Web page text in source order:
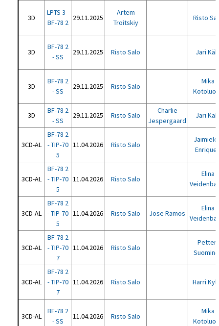
3D
LPTS 3 -
BF-78 2
29.11.2025
Artem
Troitskiy
Risto
3D
BF-78 2
- SS
29.11.2025 Risto Salo Jari
3D
BF-78 2
- SS
29.11.2025 Risto Salo
Mika
3D
BF-78 2
- SS
29.11.2025 Risto Salo
Charlie
Jespergaard
Jari
3CD-AL
BF-78 2
- TIP-70
5
11.04.2026 Risto Salo
3CD-AL
BF-78 2
- TIP-70
5
11.04.2026 Risto Salo
Elina
3CD-AL
BF-78 2
- TIP-70
5
11.04.2026 Risto Salo Jose Ramos
Elina
3CD-AL
BF-78 2
- TIP-70
7
11.04.2026 Risto Salo
Petteri
3CD-AL
BF-78 2
- TIP-70
7
11.04.2026 Risto Salo Harri
3CD-AL
BF-78 2
- SS
11.04.2026 Risto Salo
Mika